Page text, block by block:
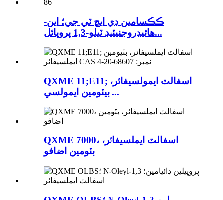
ڪڪسامين ڊي ايڇ ٽي جي؛ اين-
هائيڊروجنيٽيڊ ٽيلو-1,3 پروپائل...
QXME 11;E11; اسفالٽ ايمولسيفائر،
بيٽومين ايمولسي ...
QXME 7000، اسفالٽ ايملسيفائر،
بٽومين اضافو